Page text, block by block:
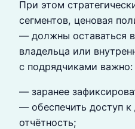
При этом
сегментов, ценовая
— должны оставаться в
владельца или
с подрядчиками важно:
— заранее
— обеспечить доступ
отчётность;